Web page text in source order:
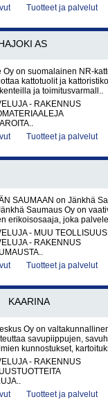
Tuotteet ja palvelut
AS
Oy on suomalainen NR-
kattotuolit ja
ja toimitusvarmall..
- RAKENNUS
Tuotteet ja palvelut
SAUMAAN on Jänkhä
Saumaus Oy on
erikoisosaaja, joka
- MUU TEOLLISUUS
- RAKENNUS
Tuotteet ja palvelut
KAARINA
Oy on
savupiippujen,
kunnostukset,
- RAKENNUS
Tuotteet ja palvelut